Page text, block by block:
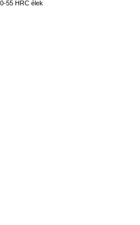
55 HRC élek